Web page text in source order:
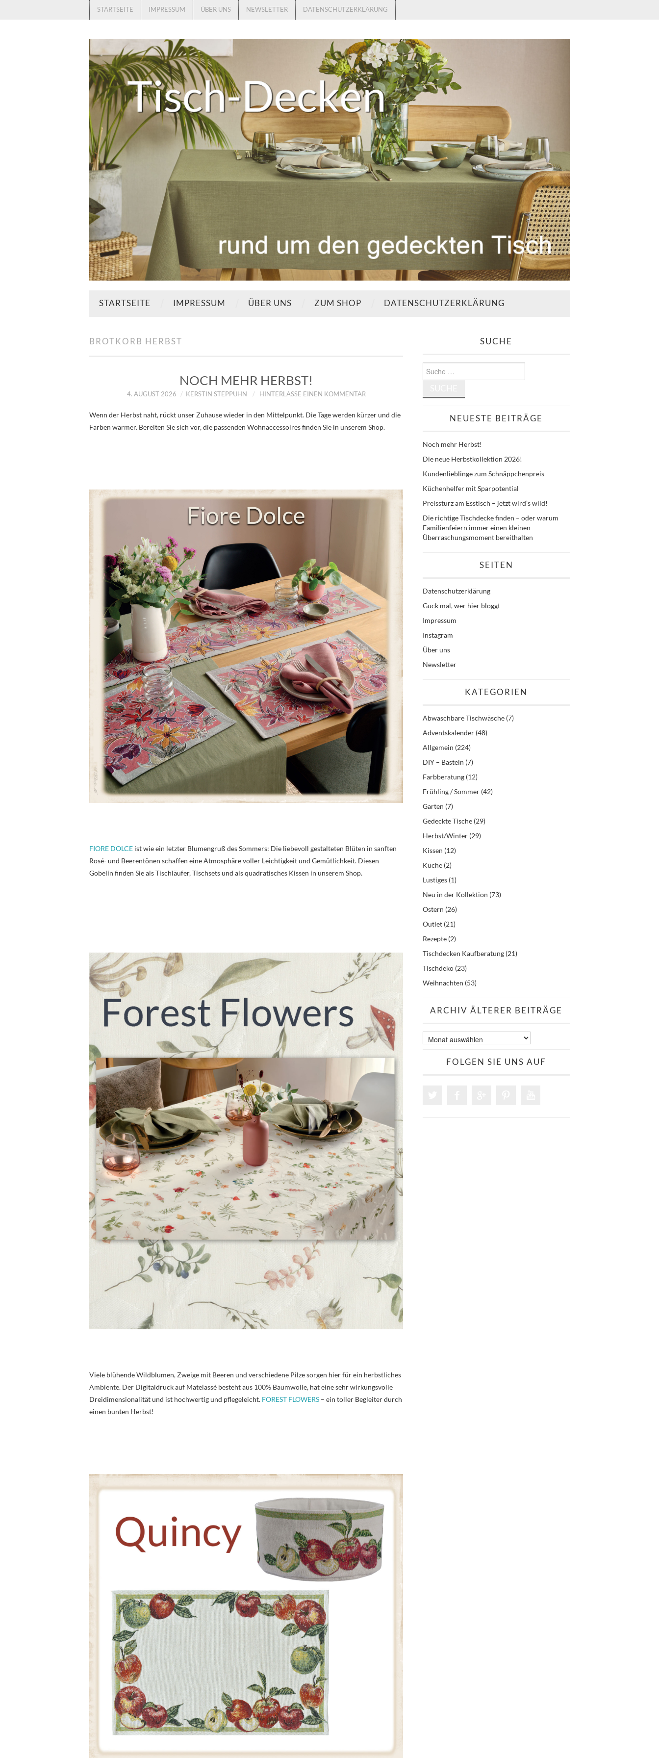
STARTSEITE IMPRESSUM ÜBER UNS NEWSLETTER DATENSCHUTZERKLÄRUNG
STARTSEITE IMPRESSUM ÜBER UNS ZUM SHOP DATENSCHUTZERKLÄRUNG
BROTKORB HERBST
NOCH MEHR HERBST!
4. AUGUST 2026 KERSTIN STEPPUHN HINTERLASSE EINEN KOMMENTAR
Wenn der Herbst naht, rückt unser Zuhause wieder in den Mittelpunkt. Die Tage werden kürzer und die
Farben wärmer. Bereiten Sie sich vor, die passenden Wohnaccessoires finden Sie in unserem Shop.
FIORE DOLCE ist wie ein letzter Blumengruß des Sommers: Die liebevoll gestalteten Blüten in sanften
Rosé- und Beerentönen schaffen eine Atmosphäre voller Leichtigkeit und Gemütlichkeit. Diesen
Gobelin finden Sie als Tischläufer, Tischsets und als quadratisches Kissen in unserem Shop.
Viele blühende Wildblumen, Zweige mit Beeren und verschiedene Pilze sorgen hier für ein herbstliches
Ambiente. Der Digitaldruck auf Matelassé besteht aus 100% Baumwolle, hat eine sehr wirkungsvolle
Dreidimensionalität und ist hochwertig und pflegeleicht. FOREST FLOWERS – ein toller Begleiter durch
einen bunten Herbst!
SUCHE
Suche
nach:
NEUESTE BEITRÄGE
Noch mehr Herbst!
Die neue Herbstkollektion 2026!
Kundenlieblinge zum Schnäppchenpreis
Küchenhelfer mit Sparpotential
Preissturz am Esstisch – jetzt wird’s wild!
Die richtige Tischdecke finden – oder warum
Familienfeiern immer einen kleinen
Überraschungsmoment bereithalten
SEITEN
Datenschutzerklärung
Guck mal, wer hier bloggt
Impressum
Instagram
Über uns
Newsletter
KATEGORIEN
Abwaschbare Tischwäsche (7)
Adventskalender (48)
Allgemein (224)
DIY – Basteln (7)
Farbberatung (12)
Frühling / Sommer (42)
Garten (7)
Gedeckte Tische (29)
Herbst/Winter (29)
Kissen (12)
Küche (2)
Lustiges (1)
Neu in der Kollektion (73)
Ostern (26)
Outlet (21)
Rezepte (2)
Tischdecken Kaufberatung (21)
Tischdeko (23)
Weihnachten (53)
ARCHIV ÄLTERER BEITRÄGE
Archiv
älterer
FOLGEN SIE UNS AUF